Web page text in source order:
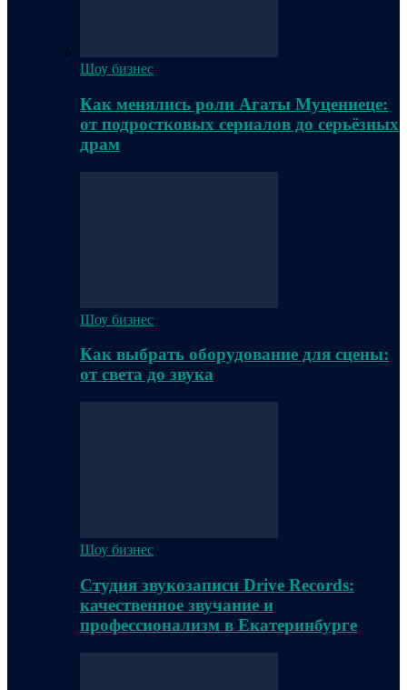
Шоу бизнес
Как менялись роли Агаты Муцениеце:
от подростковых сериалов до серьёзных
драм
Шоу бизнес
Как выбрать оборудование для сцены:
от света до звука
Шоу бизнес
Студия звукозаписи Drive Records:
качественное звучание и
профессионализм в Екатеринбурге